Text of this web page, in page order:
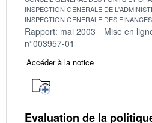
INSPECTION GENERALE DE
INSPECTION GENERALE DES
Rapport: mai 2003 Mise en
n°003957-01
Accéder à la notice
Evaluation de la